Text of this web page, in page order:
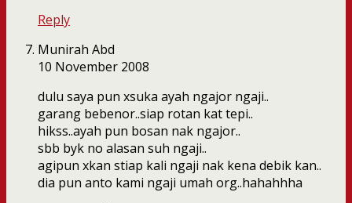
Reply
Munirah Abd
10 November 2008
dulu saya pun xsuka ayah ngajor ngaji..
garang bebenor..siap rotan kat tepi..
hikss..ayah pun bosan nak ngajor..
sbb byk no alasan suh ngaji..
agipun xkan stiap kali ngaji nak kena debik kan..
dia pun anto kami ngaji umah org..hahahhha